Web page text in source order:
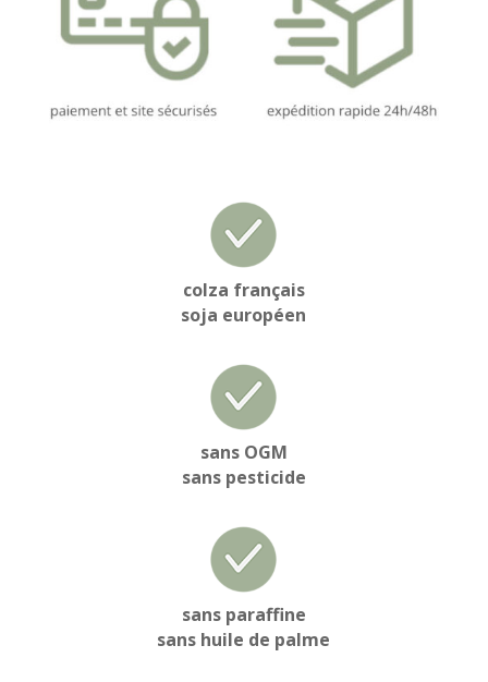
colza français
soja européen
sans OGM
sans pesticide
sans paraffine
sans huile de palme